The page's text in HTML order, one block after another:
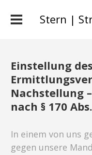
Stern |
Einstellung des
Nachstellung
nach § 170
In einem von uns
gegen unsere